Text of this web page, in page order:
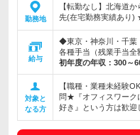
勤務地
【転勤なし】北海道
先(在宅勤務実績あり)
給与
◆東京・神奈川・千葉
各種手当（残業手当
初年度の年収： 300～
対象と
なる方
【職種・業種未経験
問★『オフィスワーク
好き』という方は歓迎